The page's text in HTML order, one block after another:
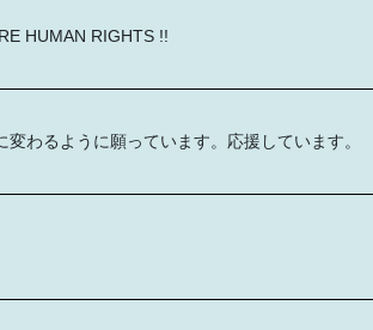
HUMAN RIGHTS !!
変わるように願っています。応援しています。